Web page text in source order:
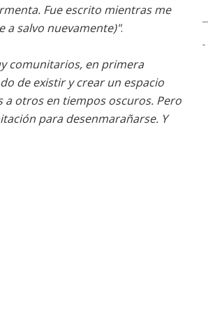
Fue escrito mientras me
a salvo nuevamente)".
comunitarios, en primera
de existir y crear un espacio
otros en tiempos oscuros. Pero
para desenmarañarse. Y